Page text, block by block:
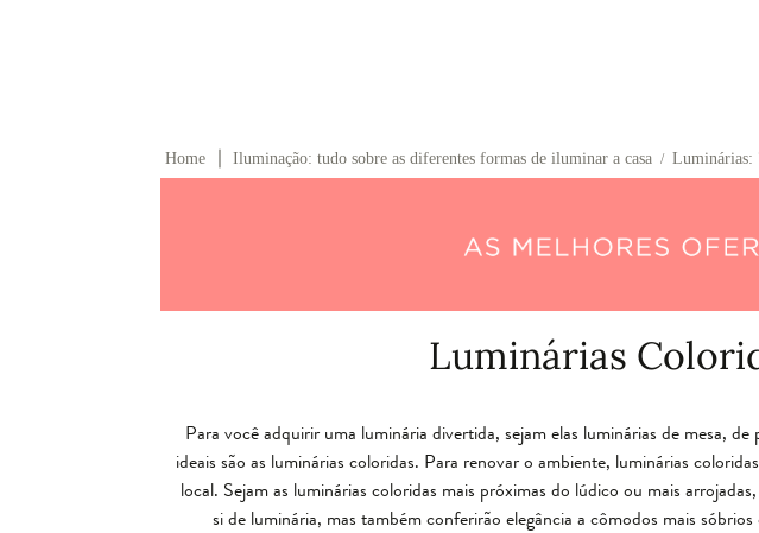
Home Iluminação: tudo sobre as diferentes formas de iluminar a casa / Luminárias:
Luminárias
Para você adquirir uma luminária divertida, sejam elas luminárias de mesa,
ideais são as luminárias coloridas. Para renovar o ambiente, luminárias
local. Sejam as luminárias coloridas mais próximas do lúdico ou mais
si de luminária, mas também conferirão elegância a cômodos mais sóbrios